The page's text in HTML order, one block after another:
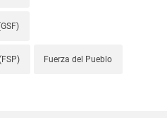
Fuerza del Pueblo